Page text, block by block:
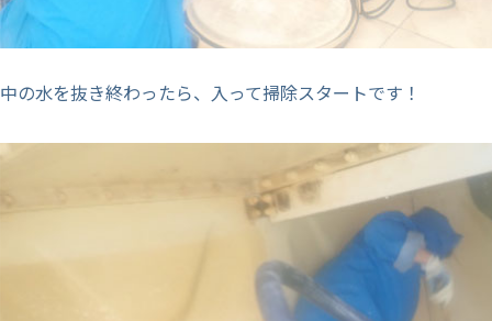
中の水を抜き終わったら、入って掃除スタートです！